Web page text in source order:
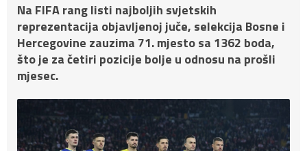
Na FIFA rang listi najboljih svjetskih
reprezentacija objavljenoj juče, selekcija Bosne i
Hercegovine zauzima 71. mjesto sa 1362 boda,
što je za četiri pozicije bolje u odnosu na prošli
mjesec.